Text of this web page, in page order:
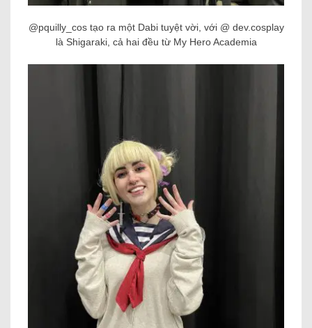
@pquilly_cos tạo ra một Dabi tuyệt vời, với @ dev.cosplay
là Shigaraki, cả hai đều từ My Hero Academia